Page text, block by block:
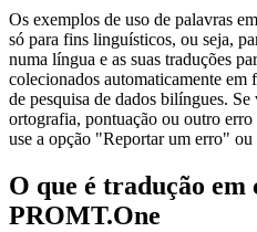
Os exemplos de uso de palavras
só para fins linguísticos, ou seja,
numa língua e as suas traduções
colecionados automaticamente em
de pesquisa de dados bilíngues.
ortografia, pontuação ou outro
use a opção "Reportar um erro" ou
O que é tradução em
PROMT.One